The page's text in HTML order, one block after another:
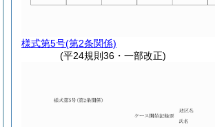
様式第5号(第2条関係)
(平24規則36・一部改正)